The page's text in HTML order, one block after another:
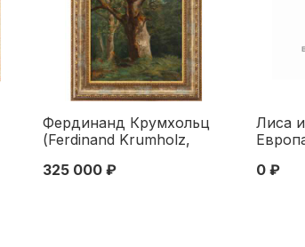
Фердинанд Крумхольц
(Ferdinand Krumholz,
Австрия 1870-е гг.
325 000 ₽
Лиса
0 ₽